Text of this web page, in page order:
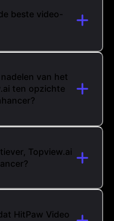
beste video-
van het
ten opzichte
Topview.ai
HitPaw Video